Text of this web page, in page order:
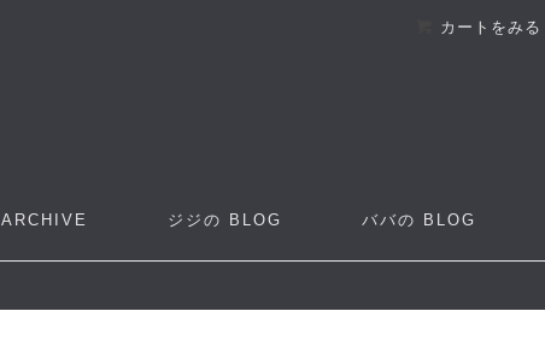
カートをみる
ARCHIVE ジジの BLOG ババの BLOG